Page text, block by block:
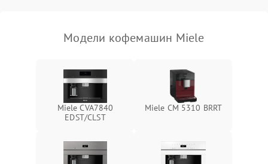
Модели кофемашин Miele
Miele CVA7840
EDST/CLST
Miele CM 5310 BRRT